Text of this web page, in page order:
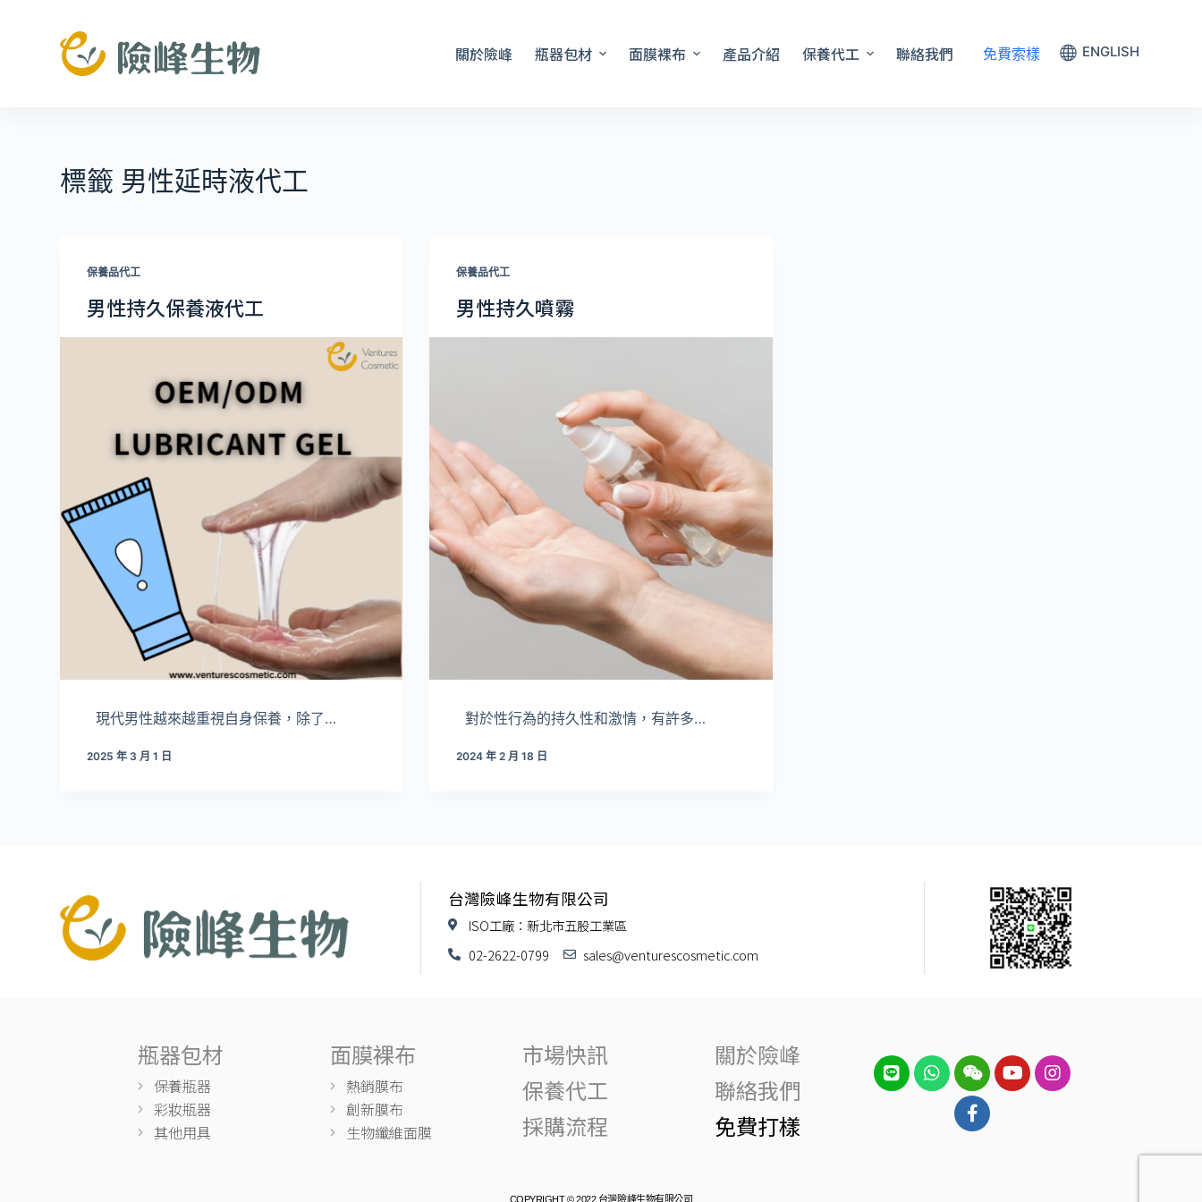
關於險峰 瓶器包材 面膜裸布 產品介紹 保養代工 聯絡我們 免費索樣 ENGLISH
標籤 男性延時液代工
保養品代工
男性持久保養液代工
現代男性越來越重視自身保養，除了…
2025 年 3 月 1 日
保養品代工
男性持久噴霧
對於性行為的持久性和激情，有許多…
2024 年 2 月 18 日
台灣險峰生物有限公司
ISO工廠：新北市五股工業區
02-2622-0799
sales@venturescosmetic.com
瓶器包材
保養瓶器
彩妝瓶器
其他用具
面膜裸布
熱銷膜布
創新膜布
生物纖維面膜
市場快訊
保養代工
採購流程
關於險峰
聯絡我們
免費打樣
COPYRIGHT © 2022 台灣險峰生物有限公司